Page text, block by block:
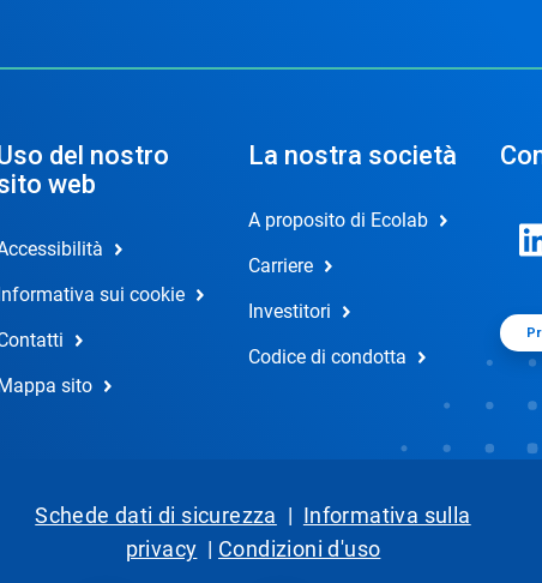
del nostro
web
sui cookie
sito
La nostra società
A proposito di Ecolab
Carriere
Investitori
Codice di condotta
Schede dati di sicurezza | Informativa sulla
privacy | Condizioni d'uso